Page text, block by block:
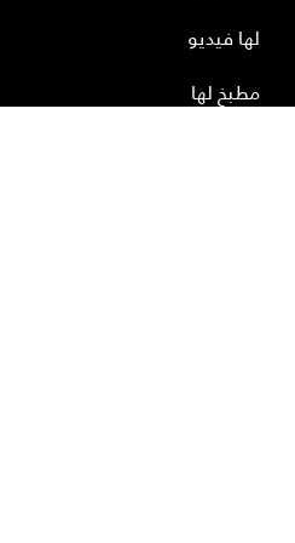
لها فيديو
مطبخ لها